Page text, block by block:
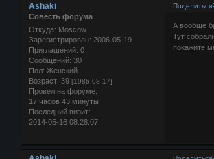
Поделиться
Ashaki
Совесть форума
Откуда: Moscow
Зарегистрирован: 2006-05-19
Приглашений: 0
Сообщений: 30
Пол: Женский
Возраст: 39 [1986-08-17]
Провел на форуме:
17 часов 43 минуты
Последний визит:
2014-05-16 08:28:07
А вообще
Тут
покажите